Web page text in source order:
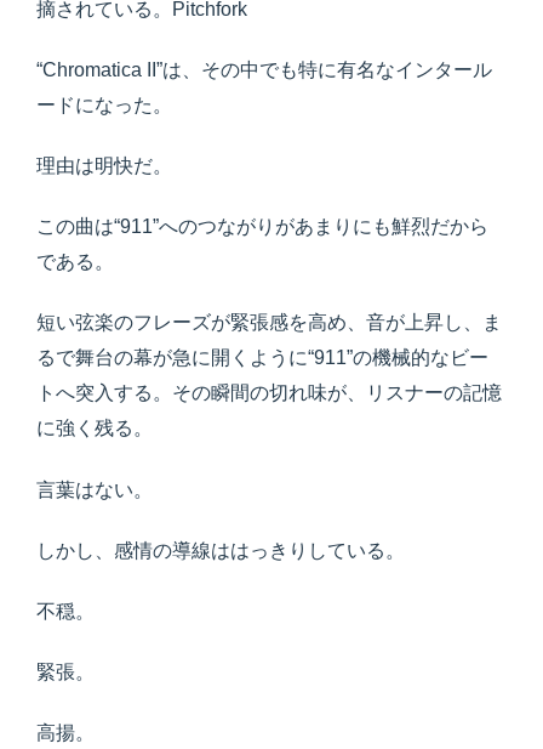
摘されている。Pitchfork
“Chromatica II”は、その中でも特に有名なインタール
ードになった。
理由は明快だ。
この曲は“911”へのつながりがあまりにも鮮烈だから
である。
短い弦楽のフレーズが緊張感を高め、音が上昇し、ま
るで舞台の幕が急に開くように“911”の機械的なビー
トへ突入する。その瞬間の切れ味が、リスナーの記憶
に強く残る。
言葉はない。
しかし、感情の導線ははっきりしている。
不穏。
緊張。
高揚。